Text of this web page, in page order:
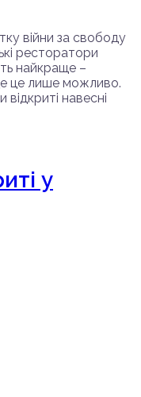
війни за свободу
ресторатори
найкраще –
це лише можливо.
відкриті навесні
у